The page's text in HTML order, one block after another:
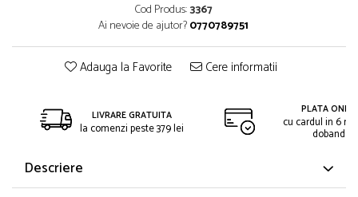
Cod Produs:3367
Ai nevoie de ajutor?0770789751
Adauga la Favorite Cere informatii
LIVRARE GRATUITA
la comenzi peste 379 lei
PLATA
cu cardul in 6
dobanda
Descriere